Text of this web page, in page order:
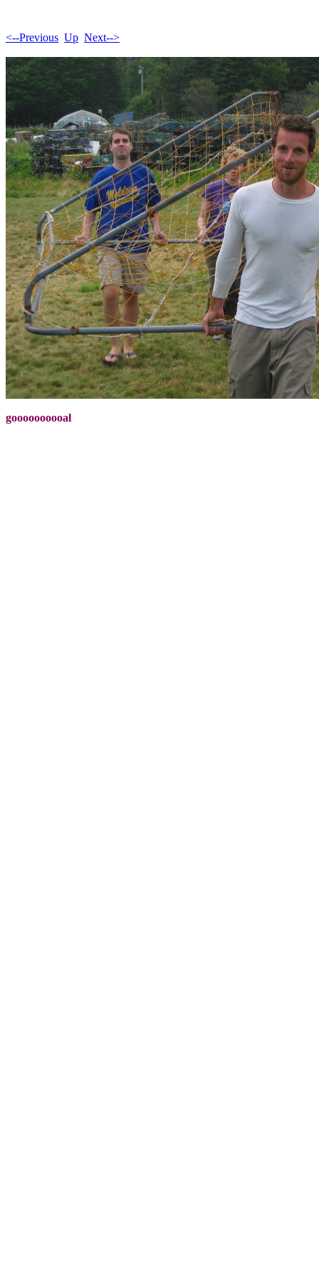
<--Previous Up Next-->
goooooooooal